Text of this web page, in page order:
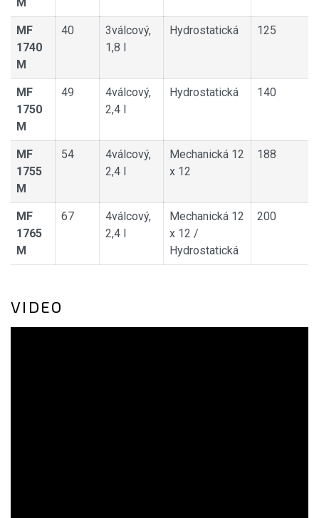
MF
1740
M
40
3válcový,
1,8 l
Hydrostatická 125
MF
1750
M
49
4válcový,
2,4 l
Hydrostatická 140
MF
1755
M
54
4válcový,
2,4 l
Mechanická 12
x 12
188
MF
1765
M
67
4válcový,
2,4 l
Mechanická 12
x 12 /
Hydrostatická
200
VIDEO